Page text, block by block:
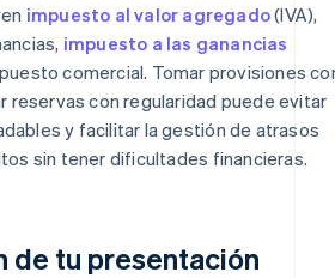
impuesto al valor agregado(IVA),
impuesto a las ganancias
comercial. Tomar provisiones
reservas con regularidad puede evitar
y facilitar la gestión de atrasos
sin tener dificultades financieras.
de tu presentación